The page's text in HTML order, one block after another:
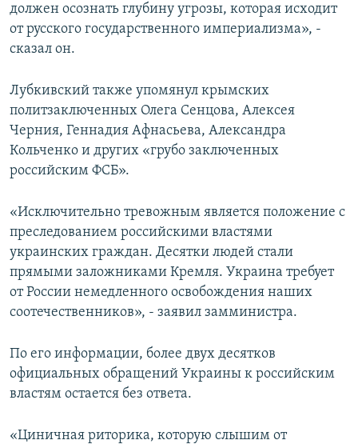
Все сайты RFE/RL
должен осознать глубину угрозы, которая исходит
от русского государственного империализма», -
сказал он.
Лубкивский также упомянул крымских
политзаключенных Олега Сенцова, Алексея
Черния, Геннадия Афнасьева, Александра
Кольченко и других «грубо заключенных
российским ФСБ».
«Исключительно тревожным является положение с
преследованием российскими властями
украинских граждан. Десятки людей стали
прямыми заложниками Кремля. Украина требует
от России немедленного освобождения наших
соотечественников», - заявил замминистра.
По его информации, более двух десятков
официальных обращений Украины к российским
властям остается без ответа.
«Циничная риторика, которую слышим от